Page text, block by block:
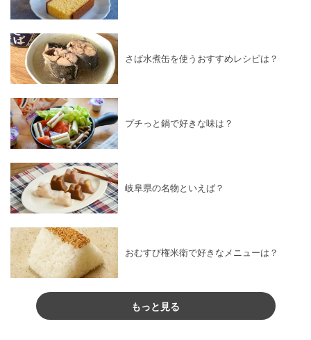
さば水煮缶を使うおすすめレシピは？
プチっと鍋で好きな味は？
岐阜県の名物といえば？
おむすび権米衛で好きなメニューは？
もっと見る